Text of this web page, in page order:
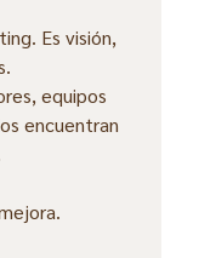
Es visión,
equipos
encuentran